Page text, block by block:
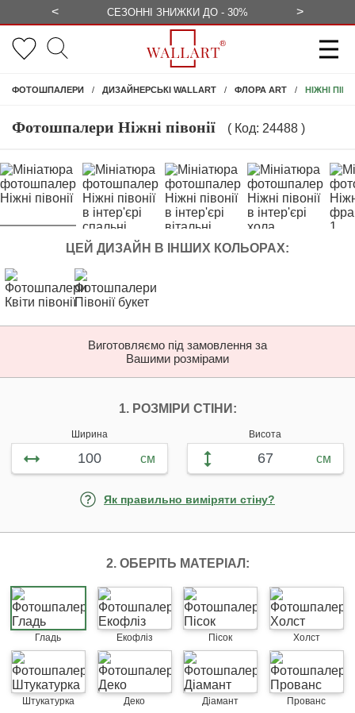
< СЕЗОННІ ЗНИЖКИ ДО - 30% >
ФОТОШПАЛЕРИ ДИЗАЙНЕРСЬКІ WALLART ФЛОРА ART НІЖНІ
Фотошпалери Ніжні півонії ( Код: 24488 )
ЦЕЙ ДИЗАЙН В ІНШИХ КОЛЬОРАХ:
Виготовляємо під замовлення за
Вашими розмірами
1. РОЗМІРИ СТІНИ:
Ширина
см
Висота
см
Як правильно виміряти стіну?
2. ОБЕРІТЬ МАТЕРІАЛ:
Гладь Екофліз Пісок Холст
Штукатурка Деко Діамант Прованс